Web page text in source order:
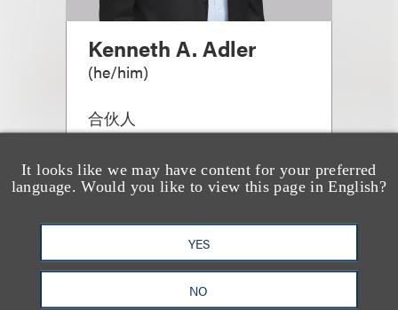
It looks like we may have content for your preferred
language. Would you like to view this page in English?
YES
NO
Kenneth A. Adler
(he/him)
合伙人
Email